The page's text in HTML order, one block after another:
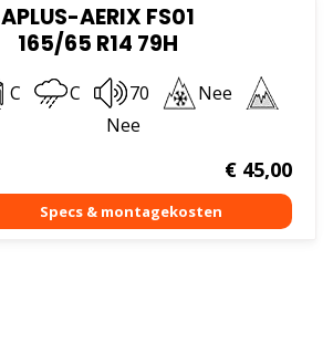
APLUS-AERIX FS01
165/65 R14 79H
C C 70
Nee
Nee
€45,00